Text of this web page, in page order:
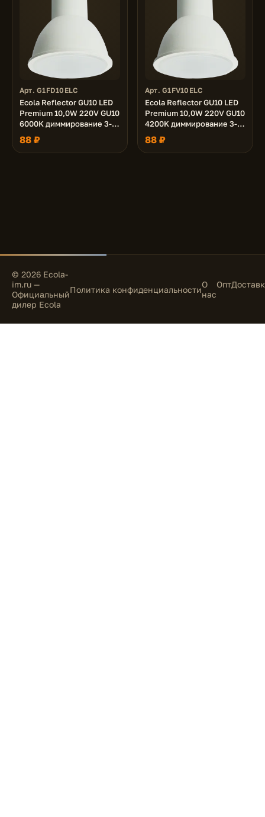
Арт. G1FD10ELC
Ecola Reflector GU10 LED
Premium 10,0W 220V GU10
6000K диммирование 3-х
ступ. (100% -50% - 10% )
матовая 48x50
88 ₽
Арт. G1FV10ELC
Ecola Reflector GU10 LED
Premium 10,0W 220V GU10
4200K диммирование 3-х
ступ. (100% -50% - 10% )
матовая 48x50
88 ₽
© 2026 Ecola-
im.ru —
Официальный
дилер Ecola
Политика конфиденциальностиО
нас
Опт